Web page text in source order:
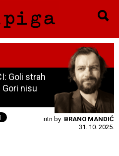
Goli strah
nisu
ritn by: BRANO MANDIĆ
31. 10. 2025.